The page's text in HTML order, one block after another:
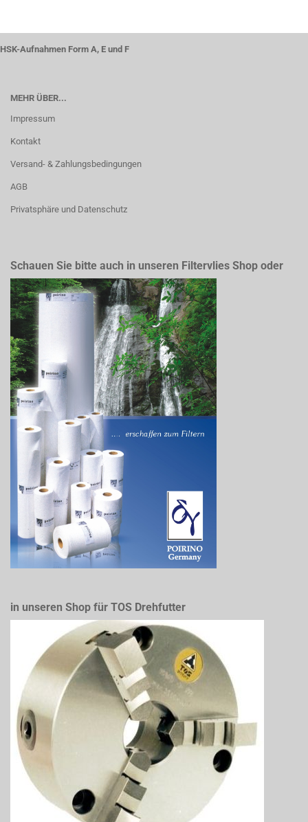
HSK-Aufnahmen Form A, E und F
MEHR ÜBER...
Impressum
Kontakt
Versand- & Zahlungsbedingungen
AGB
Privatsphäre und Datenschutz
Schauen Sie bitte auch in unseren Filtervlies Shop oder
in unseren Shop für TOS Drehfutter